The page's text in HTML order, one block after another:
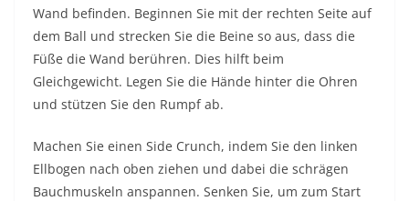
Wand befinden. Beginnen Sie mit der rechten Seite auf
dem Ball und strecken Sie die Beine so aus, dass die
Füße die Wand berühren. Dies hilft beim
Gleichgewicht. Legen Sie die Hände hinter die Ohren
und stützen Sie den Rumpf ab.
Machen Sie einen Side Crunch, indem Sie den linken
Ellbogen nach oben ziehen und dabei die schrägen
Bauchmuskeln anspannen. Senken Sie, um zum Start